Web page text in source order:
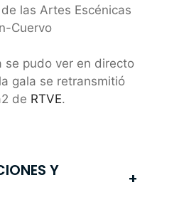
las Artes Escénicas
Cuervo
se pudo ver en directo
gala se retransmitió
de RTVE.
Y
+